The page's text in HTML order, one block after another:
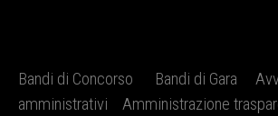
Bandi di Concorso Bandi di Gara
amministrativi
Amministrazione